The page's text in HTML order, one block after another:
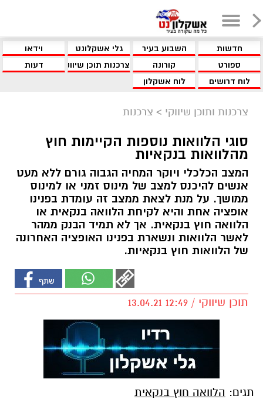
חדשות השבוע בעיר גלי אשקלונט
וידאו
ספורט
קורונה צרכנות תוכן שיווקי
דעות
לוח דרושים
לוח אשקלון
צרכנות ותוכן שיווקי > צרכנות
סוגי הלוואות נוספות הקיימות חוץ
מהלוואות בנקאיות
המצב הכלכלי ויוקר המחיה הגבוה גורם ללא מעט
אנשים להיכנס למצב של מינוס זמני או למינוס
ממושך. על מנת לצאת ממצב זה עומדת בפנינו
אופציה אחת והיא לקיחת הלוואה בנקאית או
הלוואה חוץ בנקאית. אך לא תמיד הבנק ממהר
לאשר הלוואות ונשארת בפנינו האופציה האחרונה
של הלוואות חוץ בנקאיות.
תוכן שיווקי / 12:49 13.04.21
תגים: הלוואה חוץ בנקאית